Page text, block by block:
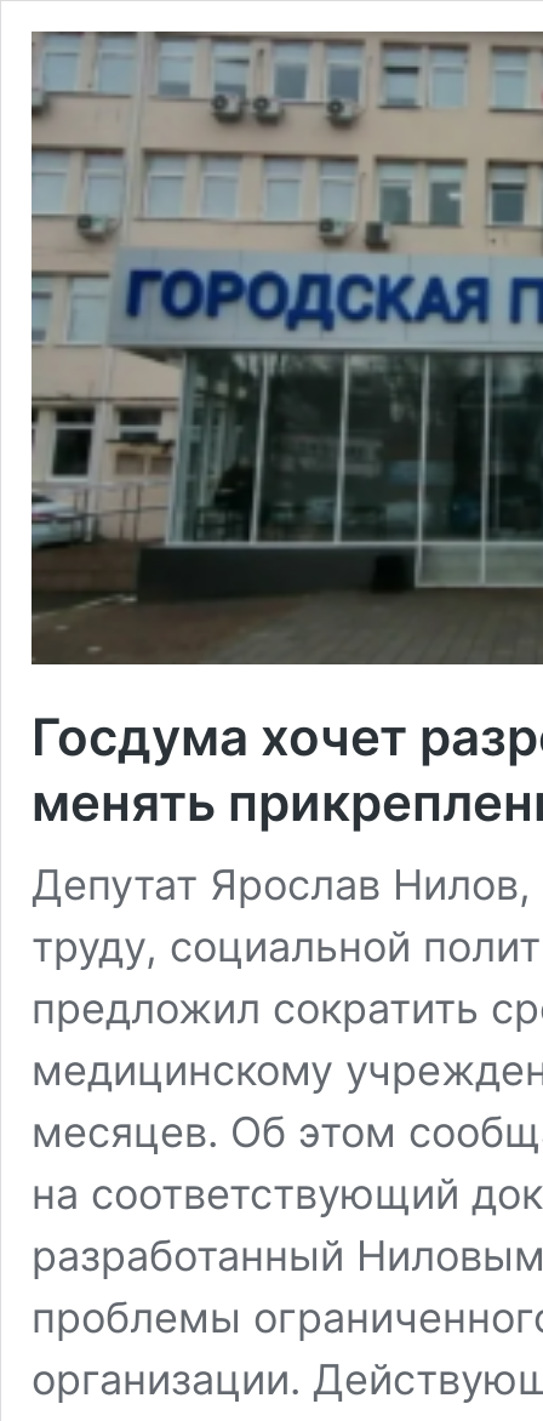
Госдума хочет
менять
Депутат Ярослав
труду, социальной
предложил сократить
медицинскому
месяцев. Об этом
на соответствующий
разработанный
проблемы
организации.